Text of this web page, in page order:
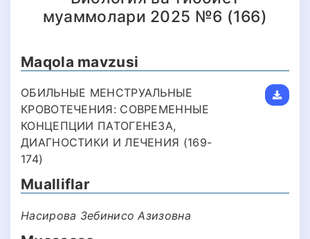
муаммолари 2025 №6 (166)
Maqola mavzusi
ОБИЛЬНЫЕ МЕНСТРУАЛЬНЫЕ
КРОВОТЕЧЕНИЯ: СОВРЕМЕННЫЕ
КОНЦЕПЦИИ ПАТОГЕНЕЗА,
ДИАГНОСТИКИ И ЛЕЧЕНИЯ (169-
174)
Mualliflar
Насирова Зебинисо Азизовна